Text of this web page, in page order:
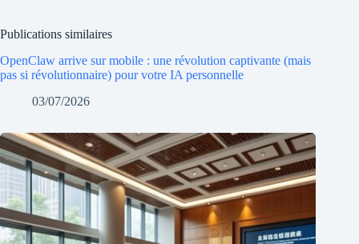
Publications similaires
OpenClaw arrive sur mobile : une révolution captivante (mais
pas si révolutionnaire) pour votre IA personnelle
03/07/2026